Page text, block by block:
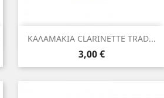
ΚΑΛΑΜΑΚΙΑ CLARINETTE TRAD...
Τιμή
3,00 €
Γρήγορη προβολή